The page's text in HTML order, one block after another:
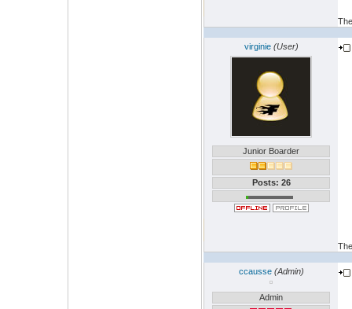
virginie (User)
Junior Boarder
Posts: 26
ccausse (Admin)
Admin